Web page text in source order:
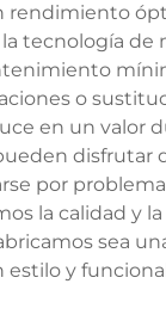
tecnología
o
en un valor
disfrutar
por
la calidad y
sea
estilo y